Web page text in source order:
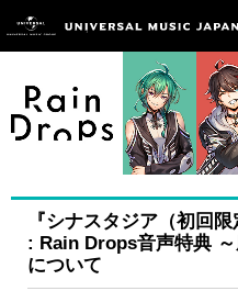
『シナスタジア（初回
: Rain Drops音声特典
について